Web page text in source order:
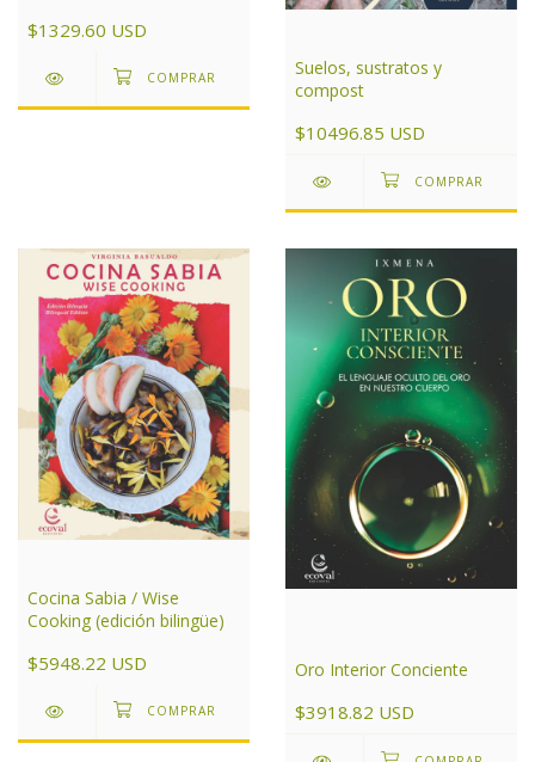
$1329.60 USD
Suelos, sustratos y
compost
$10496.85 USD
Cocina Sabia / Wise
Cooking (edición bilingüe)
$5948.22 USD Oro Interior Conciente
$3918.82 USD